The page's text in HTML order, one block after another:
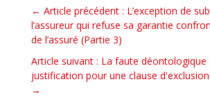
← Article précédent : L’exception de
l’assureur qui refuse sa garantie
de l’assuré (Partie 3)
Article suivant : La faute déontologique
justification pour une clause
→